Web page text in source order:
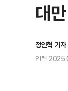
대
정인혁 기
입력